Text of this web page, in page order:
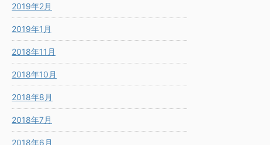
2019年2月
2019年1月
2018年11月
2018年10月
2018年8月
2018年7月
2018年6月